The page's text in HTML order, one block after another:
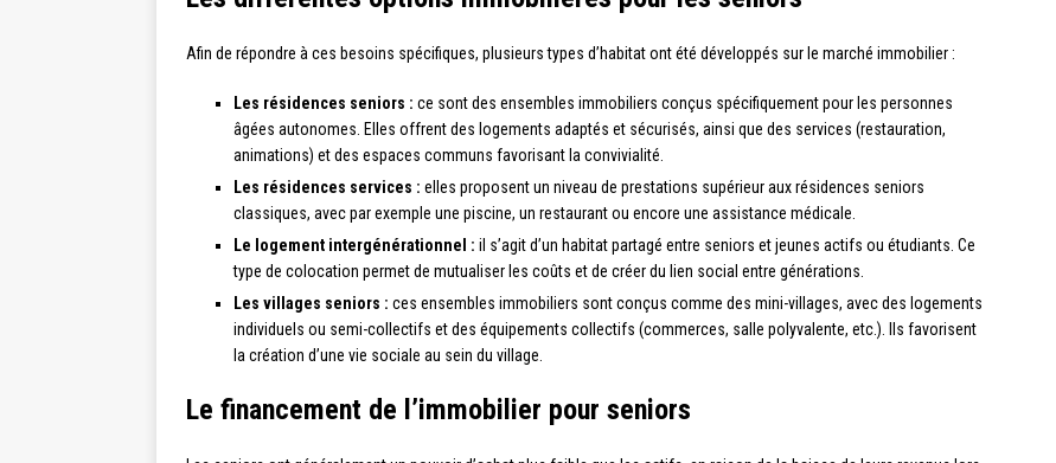
Afin de répondre à ces besoins spécifiques, plusieurs types d’habitat ont été développés sur le marché immobilier :
Les résidences seniors : ce sont des ensembles immobiliers conçus spécifiquement pour les personnes
âgées autonomes. Elles offrent des logements adaptés et sécurisés, ainsi que des services (restauration,
animations) et des espaces communs favorisant la convivialité.
Les résidences services : elles proposent un niveau de prestations supérieur aux résidences seniors
classiques, avec par exemple une piscine, un restaurant ou encore une assistance médicale.
Le logement intergénérationnel : il s’agit d’un habitat partagé entre seniors et jeunes actifs ou étudiants. Ce
type de colocation permet de mutualiser les coûts et de créer du lien social entre générations.
Les villages seniors : ces ensembles immobiliers sont conçus comme des mini-villages, avec des logements
individuels ou semi-collectifs et des équipements collectifs (commerces, salle polyvalente, etc.). Ils favorisent
la création d’une vie sociale au sein du village.
Le financement de l’immobilier pour seniors